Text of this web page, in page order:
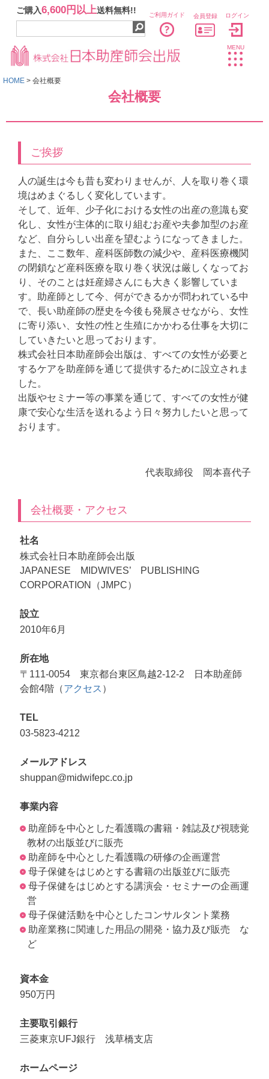
ご購入6,600円以上送料無料!! ご利用ガイド 会員登録 ログイン
MENU
HOME 会社概要
会社概要
ご挨拶
人の誕生は今も昔も変わりませんが、人を取り巻く環
境はめまぐるしく変化しています。
そして、近年、少子化における女性の出産の意識も変
化し、女性が主体的に取り組むお産や夫参加型のお産
など、自分らしい出産を望むようになってきました。
また、ここ数年、産科医師数の減少や、産科医療機関
の閉鎖など産科医療を取り巻く状況は厳しくなってお
り、そのことは妊産婦さんにも大きく影響していま
す。助産師として今、何ができるかが問われている中
で、長い助産師の歴史を今後も発展させながら、女性
に寄り添い、女性の性と生殖にかかわる仕事を大切に
していきたいと思っております。
株式会社日本助産師会出版は、すべての女性が必要と
するケアを助産師を通じて提供するために設立されま
した。
出版やセミナー等の事業を通じて、すべての女性が健
康で安心な生活を送れるよう日々努力したいと思って
おります。
代表取締役 岡本喜代子
会社概要・アクセス
社名
株式会社日本助産師会出版
JAPANESE MIDWIVES’ PUBLISHING
CORPORATION（JMPC）
設立
2010年6月
所在地
〒111-0054 東京都台東区鳥越2-12-2 日本助産師
会館4階（アクセス ）
TEL
03-5823-4212
メールアドレス
shuppan@midwifepc.co.jp
事業内容
助産師を中心とした看護職の書籍・雑誌及び視聴覚
教材の出版並びに販売
助産師を中心とした看護職の研修の企画運営
母子保健をはじめとする書籍の出版並びに販売
母子保健をはじめとする講演会・セミナーの企画運
営
母子保健活動を中心としたコンサルタント業務
助産業務に関連した用品の開発・協力及び販売 な
ど
資本金
950万円
主要取引銀行
三菱東京UFJ銀行 浅草橋支店
ホームページ